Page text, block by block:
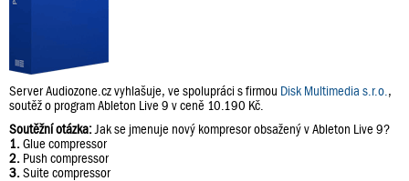
Server Audiozone.cz vyhlašuje, ve spolupráci s firmou Disk Multimedia s.r.o. ,
soutěž o program Ableton Live 9 v ceně 10.190 Kč.
Soutěžní otázka: Jak se jmenuje nový kompresor obsažený v Ableton Live 9?
1. Glue compressor
2. Push compressor
3. Suite compressor